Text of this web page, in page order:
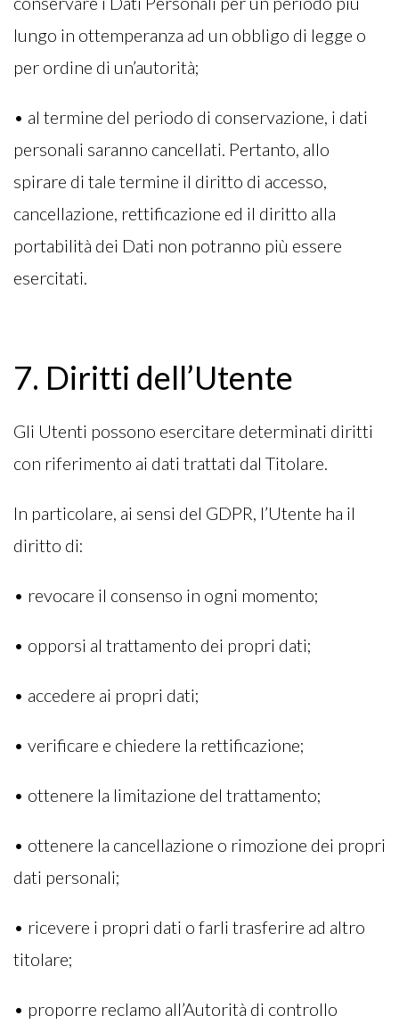
lungo in ottemperanza ad un obbligo di legge o
per ordine di un’autorità;
• al termine del periodo di conservazione, i dati
personali saranno cancellati. Pertanto, allo
spirare di tale termine il diritto di accesso,
cancellazione, rettificazione ed il diritto alla
portabilità dei Dati non potranno più essere
esercitati.
7. Diritti dell’Utente
Gli Utenti possono esercitare determinati diritti
con riferimento ai dati trattati dal Titolare.
In particolare, ai sensi del GDPR, l’Utente ha il
diritto di:
• revocare il consenso in ogni momento;
• opporsi al trattamento dei propri dati;
• accedere ai propri dati;
• verificare e chiedere la rettificazione;
• ottenere la limitazione del trattamento;
• ottenere la cancellazione o rimozione dei propri
dati personali;
• ricevere i propri dati o farli trasferire ad altro
titolare;
• proporre reclamo all’Autorità di controllo